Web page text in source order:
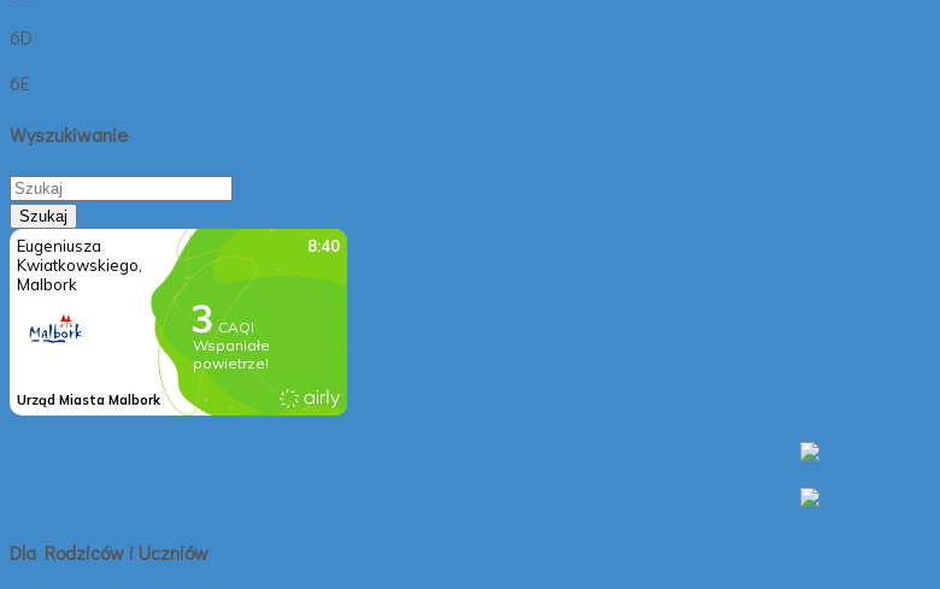
6D
6E
Wyszukiwanie
Dla Rodziców i Uczniów